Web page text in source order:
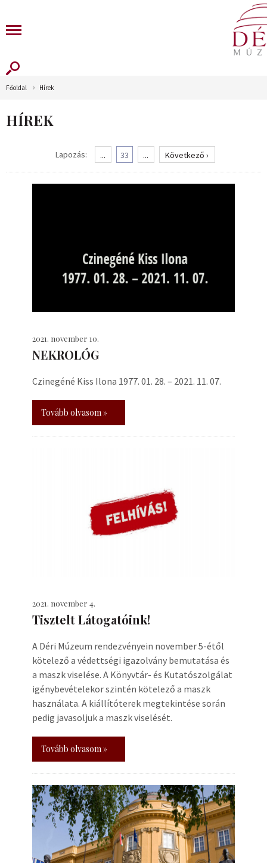
Főoldal Hírek
HÍREK
Lapozás: ... 33 ... Következő ›
2021. november 10.
NEKROLÓG
Czinegéné Kiss Ilona 1977. 01. 28. – 2021. 11. 07.
Tovább olvasom »
2021. november 4.
Tisztelt Látogatóink!
A Déri Múzeum rendezvényein november 5-étől
kötelező a védettségi igazolvány bemutatása és
a maszk viselése. A Könyvtár- és Kutatószolgálat
igénybevételekor szintén kötelező a maszk
használata. A kiállítóterek megtekintése során
pedig javasoljuk a maszk viselését.
Tovább olvasom »